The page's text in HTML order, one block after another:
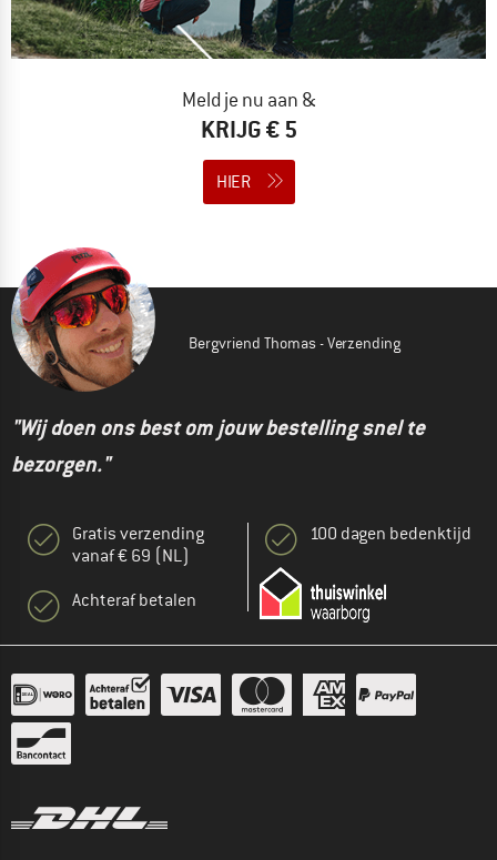
Meld je nu aan &
KRIJG € 5
HIER
Bergvriend Thomas - Verzending
"Wij doen ons best om jouw bestelling snel te
bezorgen."
Gratis verzending
vanaf € 69 (NL)
Achteraf betalen
100 dagen bedenktijd